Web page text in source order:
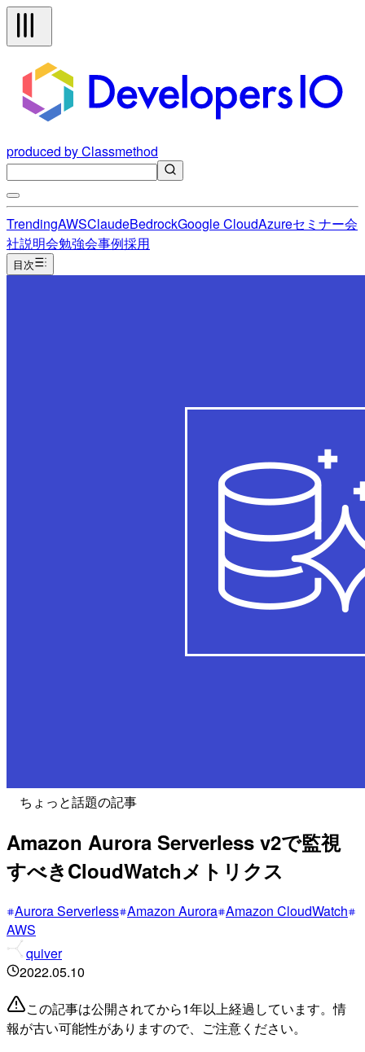
produced by Classmethod
TrendingAWSClaudeBedrockGoogle CloudAzureセミナー会
社説明会勉強会事例採用
目次
ちょっと話題の記事
Amazon Aurora Serverless v2で監視
すべきCloudWatchメトリクス
Aurora Serverless Amazon Aurora Amazon CloudWatch
AWS
quiver
2022.05.10
この記事は公開されてから1年以上経過しています。情
報が古い可能性がありますので、ご注意ください。